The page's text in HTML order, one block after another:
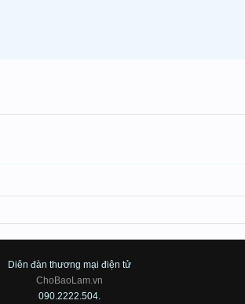
Diên đàn thương mại điện tử
ChoBaoLam.vn
090.2222.504.